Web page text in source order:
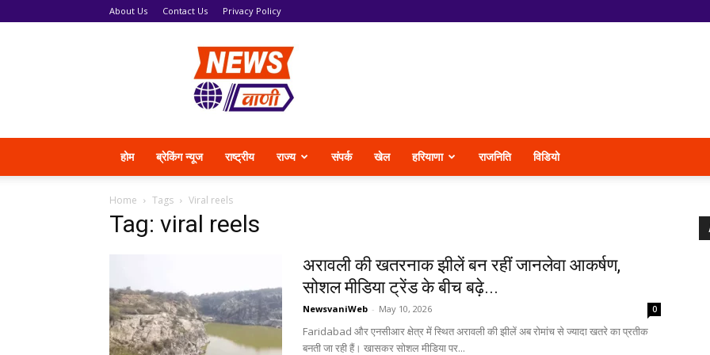
About Us Contact Us Privacy Policy
News
Vani
होम ब्रेकिंग न्यूज राष्ट्रीय राज्य संपर्क खेल हरियाणा राजनिति विडियो
Home Tags Viral reels
Tag: viral reels
अरावली की खतरनाक झीलें बन रहीं जानलेवा आकर्षण,
सोशल मीडिया ट्रेंड के बीच बढ़े...
NewsvaniWeb - May 10, 2026 0
Faridabad और एनसीआर क्षेत्र में स्थित अरावली की झीलें अब रोमांच से ज्यादा खतरे का प्रतीक
बनती जा रही हैं। खासकर सोशल मीडिया पर...